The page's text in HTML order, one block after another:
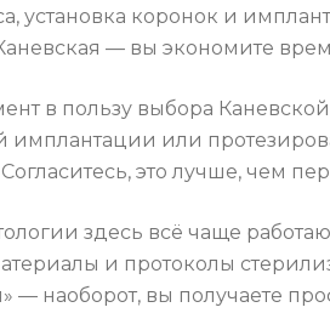
установка коронок и
— вы экономите
в пользу выбора
имплантации или
это лучше, чем
здесь всё чаще
и протоколы
— наоборот, вы получаете